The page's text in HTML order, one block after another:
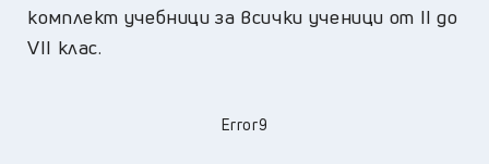
комплект учебници за всички ученици от II до
VII клас.
Error9